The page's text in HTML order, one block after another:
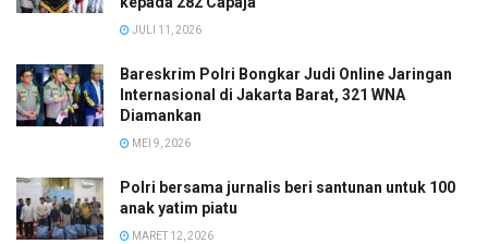
JULI 11, 2026
Bareskrim Polri Bongkar Judi Online Jaringan
Internasional di Jakarta Barat, 321 WNA
Diamankan
MEI 9, 2026
Polri bersama jurnalis beri santunan untuk 100
anak yatim piatu
MARET 12, 2026